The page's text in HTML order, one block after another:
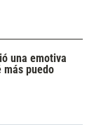
una emotiva
más puedo